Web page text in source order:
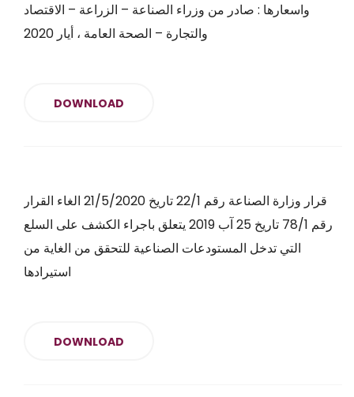
واسعارها : صادر من وزراء الصناعة – الزراعة – الاقتصاد
والتجارة – الصحة العامة ، أيار 2020
DOWNLOAD
قرار وزارة الصناعة رقم 22/1 تاريخ 21/5/2020 الغاء القرار
رقم 78/1 تاريخ 25 آب 2019 يتعلق باجراء الكشف على السلع
التي تدخل المستودعات الصناعية للتحقق من الغاية من
استيرادها
DOWNLOAD